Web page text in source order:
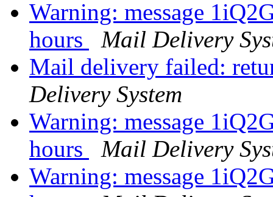
Warning: message
hours
Mail Delivery
Mail delivery failed:
Delivery System
Warning: message
hours
Mail Delivery
Warning: message